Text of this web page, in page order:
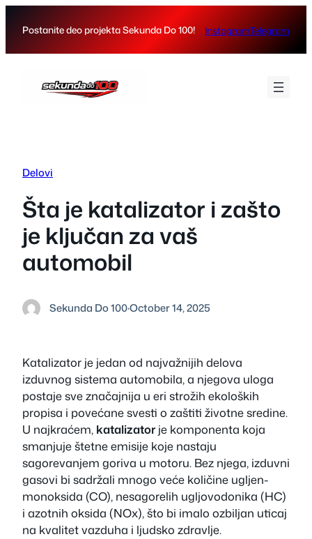
Postanite deo projekta Sekunda Do 100! InstagramTelegram
Delovi
Šta je katalizator i zašto
je ključan za vaš
automobil
Sekunda Do 100·October 14, 2025
Katalizator je jedan od najvažnijih delova
izduvnog sistema automobila, a njegova uloga
postaje sve značajnija u eri strožih ekoloških
propisa i povećane svesti o zaštiti životne sredine.
U najkraćem, katalizator je komponenta koja
smanjuje štetne emisije koje nastaju
sagorevanjem goriva u motoru. Bez njega, izduvni
gasovi bi sadržali mnogo veće količine ugljen-
monoksida (CO), nesagorelih ugljovodonika (HC)
i azotnih oksida (NOx), što bi imalo ozbiljan uticaj
na kvalitet vazduha i ljudsko zdravlje.